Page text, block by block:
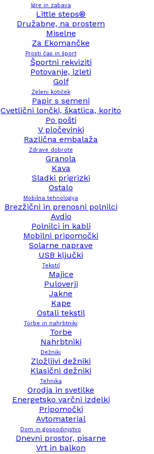
Igre in zabava
Little steps®
Družabne, na prostem
Miselne
Za Ekomančke
Prosti čas in šport
Športni rekviziti
Potovanje, izleti
Golf
Zeleni kotiček
Papir s semeni
Cvetlični lončki, škatlica, korito
Po pošti
V pločevinki
Različna embalaža
Zdrave dobrote
Granola
Kava
Sladki prigrizki
Ostalo
Mobilna tehnologija
Brezžični in prenosni polnilci
Avdio
Polnilci in kabli
Mobilni pripomočki
Solarne naprave
USB ključki
Tekstil
Majice
Puloverji
Jakne
Kape
Ostali tekstil
Torbe in nahrbtniki
Torbe
Nahrbtniki
Dežniki
Zložljivi dežniki
Klasični dežniki
Tehnika
Orodja in svetilke
Energetsko varčni izdelki
Pripomočki
Avtomaterial
Dom in gospodinjstvo
Dnevni prostor, pisarne
Vrt in balkon